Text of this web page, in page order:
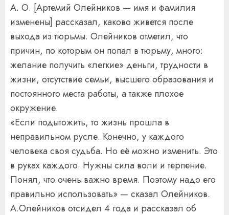
А. О. [Артемий Олейников — имя и фамилия
изменены] рассказал, каково живется после
выхода из тюрьмы. Олейников отметил, что
причин, по которым он попал в тюрьму, много:
желание получить «легкие» деньги, трудности в
жизни, отсутствие семьи, высшего образования и
постоянного места работы, а также плохое
окружение.
«Если подытожить, то жизнь прошла в
неправильном русле. Конечно, у каждого
человека своя судьба. Но её можно изменить. Это
в руках каждого. Нужны сила воли и терпение.
Понял, что очень важно время. Поэтому надо его
правильно использовать» — сказал Олейников.
А.Олейников отсидел 4 года и рассказал об